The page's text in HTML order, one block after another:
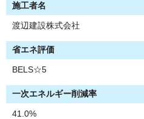
施工者名
渡辺建設株式会社
省エネ評価
BELS☆5
一次エネルギー削減率
41.0%